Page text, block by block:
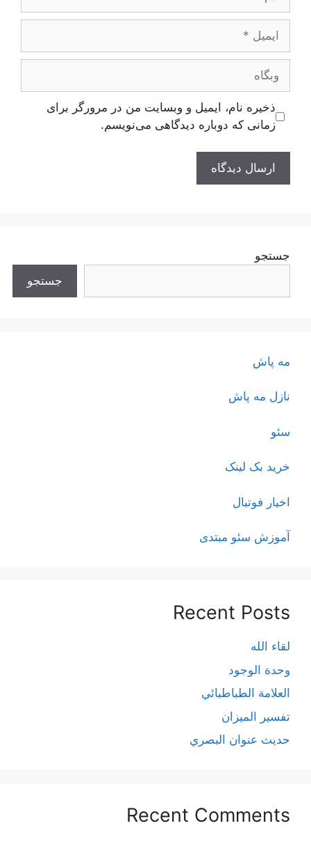
ایمیل
وبگاه
ذخیره نام، ایمیل و وبسایت من در مرورگر برای
زمانی که دوباره دیدگاهی می‌نویسم.
جستجو
جستجو
مه پاش
نازل مه پاش
سئو
خرید بک لینک
اخبار فوتبال
آموزش سئو مبتدی
Recent Posts
لقاء الله
وحدة الوجود
العلامة الطباطبائي
تفسير الميزان
حديث عنوان البصري
Recent Comments